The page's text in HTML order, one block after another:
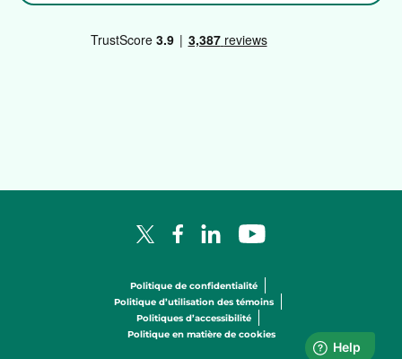
X LogoFacebook Logo
LinkedIn Logo
YouTube Logo
Politique de confidentialité
Politique d’utilisation des témoins
Politiques d’accessibilité
Politique en matière de cookies